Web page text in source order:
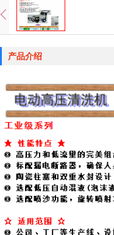
产品介绍